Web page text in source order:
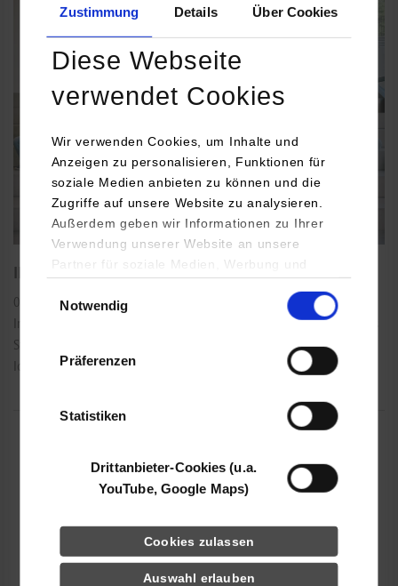
Zustimmung Details Über Cookies
Diese Webseite
verwendet Cookies
Wir verwenden Cookies, um Inhalte und
Anzeigen zu personalisieren, Funktionen für
soziale Medien anbieten zu können und die
Zugriffe auf unsere Website zu analysieren.
Außerdem geben wir Informationen zu Ihrer
Verwendung unserer Website an unsere
Partner für soziale Medien, Werbung und
YouTube, Google Maps) führen diese
Daten zusammen, die Sie ihnen bereitgestellt
haben oder die sie im Rahmen Ihrer Nutzung
Notwendig
Präferenzen
Statistiken
Drittanbieter-Cookies (u.a.
YouTube, Google Maps)
Cookies zulassen
Auswahl erlauben
INDIS-Abschlussevent – Studierende pitchen Ideen
06.07.2026
Innovative Lösungen für die Herausforderungen unserer Zeit: Sechs
Studierendenteams der DHBW präsentierten am 3. Juli 2026 ihre
Ideen für die…